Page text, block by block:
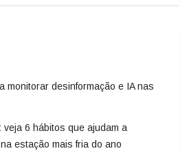
monitorar desinformação e IA nas
veja 6 hábitos que ajudam a
estação mais fria do ano